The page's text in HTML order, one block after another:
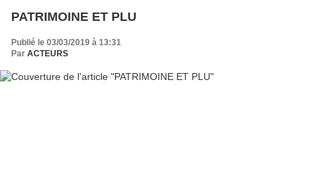
PATRIMOINE ET PLU
Publié le 03/03/2019 à 13:31
Par ACTEURS